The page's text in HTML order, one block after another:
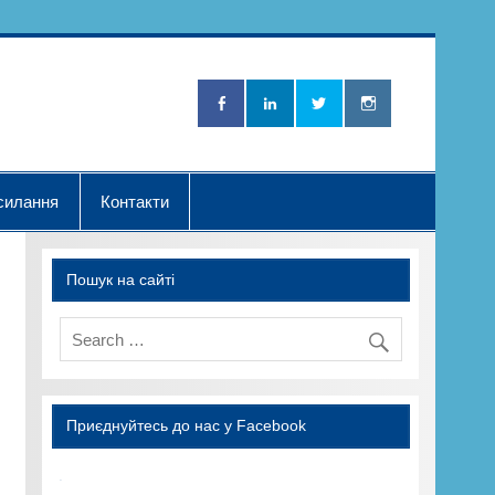
Хвилька"
Контакти
Пошук на сайті
Приєднуйтесь до нас у Facebook